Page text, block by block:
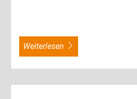
weiterlesen